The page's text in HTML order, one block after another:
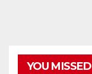
YOU MISSED